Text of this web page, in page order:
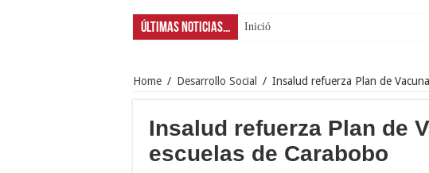
Últimas Noticias... Inició en Carabobo proceso de registro
Home / Desarrollo Social / Insalud refuerza Plan de
Insalud refuerza Plan de
escuelas de Carabobo